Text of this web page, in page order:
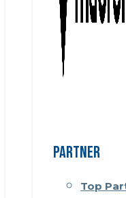
Partner
Top